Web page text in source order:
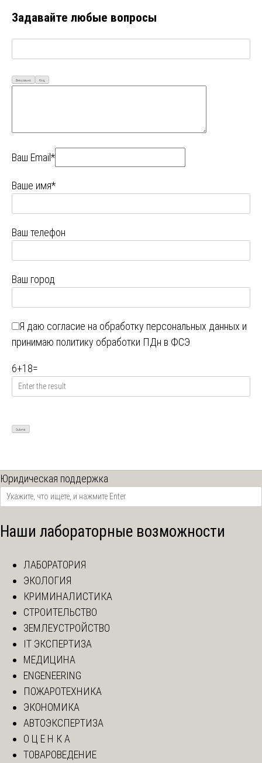
Задавайте любые вопросы
Визуально Код
Ваш Email*
Ваше имя*
Ваш телефон
Ваш город
Я даю согласие на обработку персональных данных и
принимаю политику обработки ПДн в ФСЭ
6+18=
Юридическая поддержка
Наши лабораторные возможности
ЛАБОРАТОРИЯ
ЭКОЛОГИЯ
КРИМИНАЛИСТИКА
СТРОИТЕЛЬСТВО
ЗЕМЛЕУСТРОЙСТВО
IT ЭКСПЕРТИЗА
МЕДИЦИНА
ENGENEERING
ПОЖАРОТЕХНИКА
ЭКОНОМИКА
АВТОЭКСПЕРТИЗА
О Ц Е Н К А
ТОВАРОВЕДЕНИЕ